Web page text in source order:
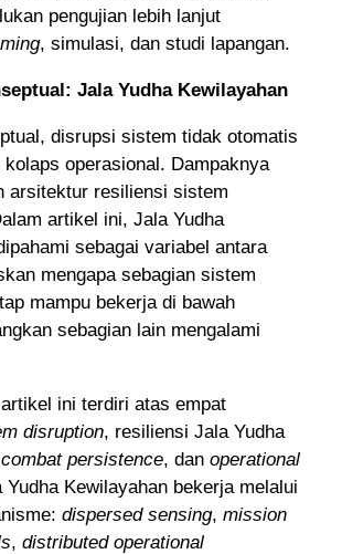
pengujian lebih lanjut
, simulasi, dan studi lapangan.
Jala Yudha Kewilayahan
disrupsi sistem tidak otomatis
kolaps operasional. Dampaknya
arsitektur resiliensi sistem
artikel ini, Jala Yudha
sebagai variabel antara
mengapa sebagian sistem
mampu bekerja di bawah
sebagian lain mengalami
ini terdiri atas empat
disruption, resiliensi Jala Yudha
combat persistence, danoperational
Yudha Kewilayahan bekerja melalui
dispersed sensing,mission
,distributed operational